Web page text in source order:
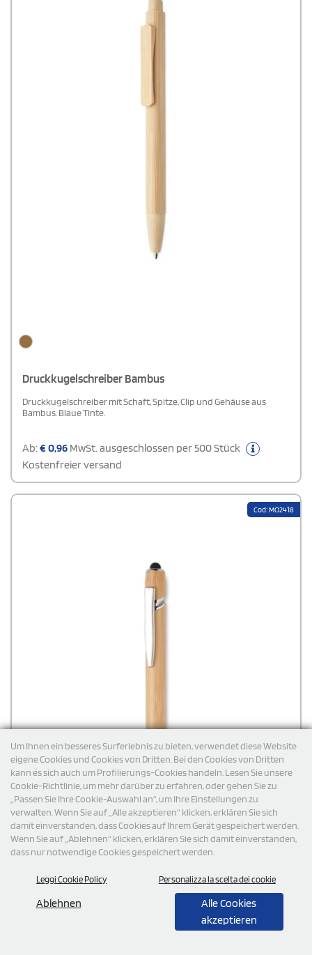
Um Ihnen ein besseres Surferlebnis zu bieten, verwendet diese Website
eigene Cookies und Cookies von Dritten. Bei den Cookies von Dritten
kann es sich auch um Profilierungs-Cookies handeln. Lesen Sie unsere
Cookie-Richtlinie, um mehr darüber zu erfahren, oder gehen Sie zu
„Passen Sie Ihre Cookie-Auswahl an“, um Ihre Einstellungen zu
verwalten. Wenn Sie auf „Alle akzeptieren“ klicken, erklären Sie sich
damit einverstanden, dass Cookies auf Ihrem Gerät gespeichert werden.
Wenn Sie auf „Ablehnen“ klicken, erklären Sie sich damit einverstanden,
dass nur notwendige Cookies gespeichert werden.
Leggi Cookie Policy Personalizza la scelta dei cookie
Ablehnen
Alle Cookies
akzeptieren
Druckkugelschreiber Bambus
Druckkugelschreiber mit Schaft, Spitze, Clip und Gehäuse aus
Bambus. Blaue Tinte.
Ab:€0,96 MwSt. ausgeschlossen per 500 Stück
Kostenfreier versand
Cod: MO2418